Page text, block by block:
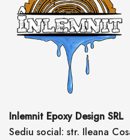
Inlemnit Epoxy Design SRL
Sediu social: str. Ileana